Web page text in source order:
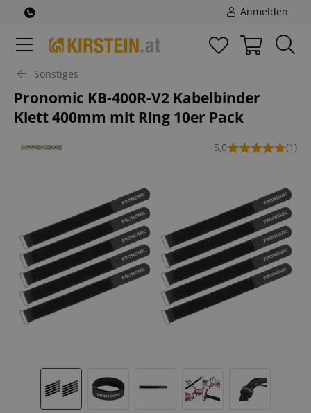
Anmelden
Sonstiges
Pronomic KB-400R-V2 Kabelbinder
Klett 400mm mit Ring 10er Pack
5,0 (1)